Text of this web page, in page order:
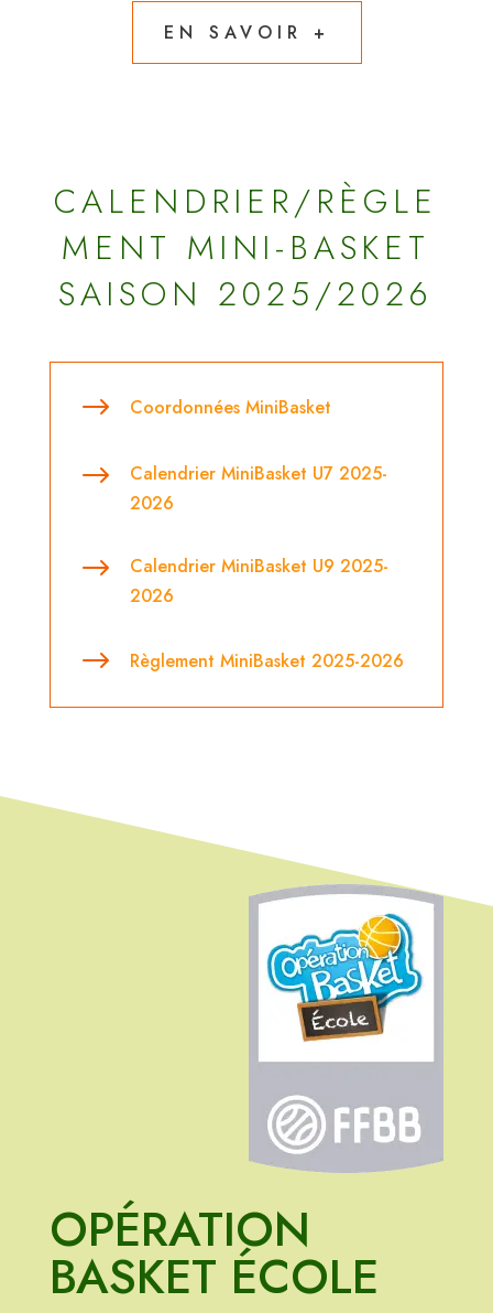
EN SAVOIR +
CALENDRIER/RÈGLE
MENT MINI-BASKET
SAISON 2025/2026
$ Coordonnées MiniBasket
$
Calendrier MiniBasket U7 2025-
2026
$
Calendrier MiniBasket U9 2025-
2026
$ Règlement MiniBasket 2025-2026
OPÉRATION
BASKET ÉCOLE